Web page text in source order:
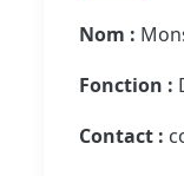
Nom :
Fonction :
Contact :